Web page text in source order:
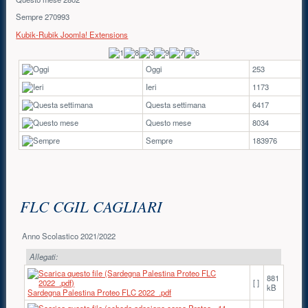
Sempre270993
Kubik-Rubik Joomla! Extensions
Oggi
253
Ieri
1173
Questa settimana
6417
Questo mese
8034
Sempre
183976
FLC CGIL CAGLIARI
Anno Scolastico 2021/2022
Allegati:
Sardegna Palestina Proteo FLC 2022_.pdf
[ ]
881
kB